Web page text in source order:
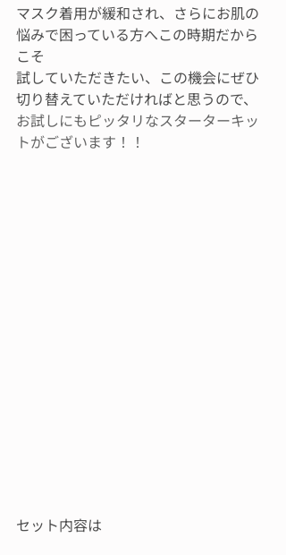
マスク着用が緩和され、さらにお肌の
悩みで困っている方へこの時期だから
こそ
試していただきたい、この機会にぜひ
切り替えていただければと思うので、
お試しにもピッタリなスターターキッ
トがございます！！
セット内容は